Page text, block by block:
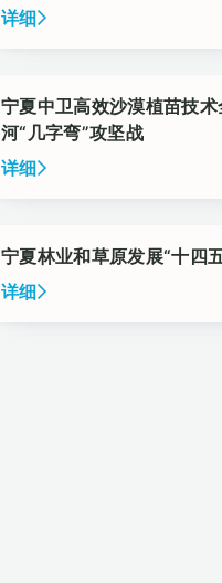
详细
宁夏中卫高效沙漠植苗技
河“几字弯”攻坚战
详细
宁夏林业和草原发展“十四
详细